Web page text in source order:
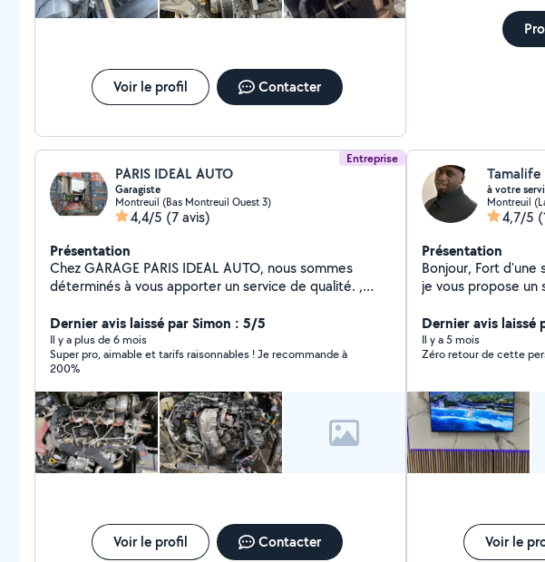
Voir le profil Contacter
Entreprise
PARIS IDEAL AUTO
Garagiste
Montreuil (Bas Montreuil Ouest 3)
4,4/5 (7 avis)
Présentation
Chez GARAGE PARIS IDEAL AUTO, nous sommes
déterminés à vous apporter un service de qualité. ,
VOLTAIRE.93100 MONTREUIL Professionnel de la
mécanique , nous disposons du savoir-faire et de
l'expertise nécessaires pour les prestations à faire sur
votre automobile. A Bientôt chez Paris ideal auto.
Dernier avis laissé par Simon : 5/5
Il y a plus de 6 mois
Super pro, aimable et tarifs raisonnables ! Je recommande à
200%
Voir le profil Contacter
Tamalife
à votre
4,7/5
Présentation
Bonjour, Fort d'une solide expérience dans le bâtiment,
je vous propose un
"tous corps d'état"
l'intégralité de vos
multiplier les intervenants. Mon
peinture, des
et des finitions murales. Technique :
électricité et
dépannage). Aménagement : Menuiserie, montage de
cuisines et optimisation
Dernier avis laissé
Il y a 5 mois
Zéro retour de cette
Voir le